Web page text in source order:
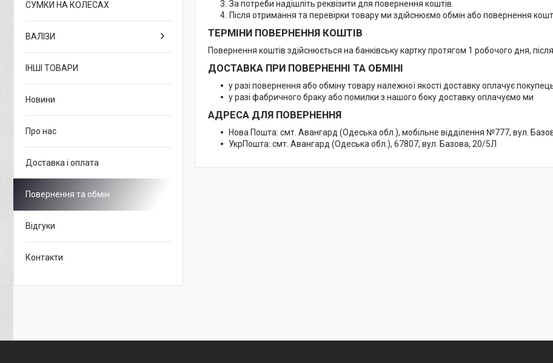
За потреби надішліть реквізити для повернення коштів.
Після отримання та перевірки товару ми здійснюємо обмін або повернення
ТЕРМІНИ ПОВЕРНЕННЯ КОШТІВ
Повернення коштів здійснюється на банківську картку протягом 1 робочого дня,
ДОСТАВКА ПРИ ПОВЕРНЕННІ ТА ОБМІНІ
у разі повернення або обміну товару належної якості доставку оплачує
у разі фабричного браку або помилки з нашого боку доставку оплачуємо ми
АДРЕСА ДЛЯ ПОВЕРНЕННЯ
Нова Пошта: смт. Авангард (Одеська обл.), мобільне відділення №777, вул.
УкрПошта: смт. Авангард (Одеська обл.), 67807, вул. Базова, 20/5Л
СУМКИ НА КОЛЕСАХ
ВАЛІЗИ
ІНШІ ТОВАРИ
Новини
Про нас
Доставка і оплата
Повернення та обмін
Відгуки
Контакти